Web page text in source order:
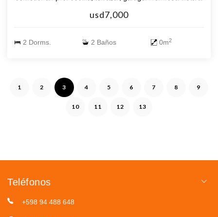
usd7,000
2 Dorms. 2 Baños 0m2
1 2 3 4 5 6 7 8 9
10 11 12 13
Teléfonos
+598 94 488 648